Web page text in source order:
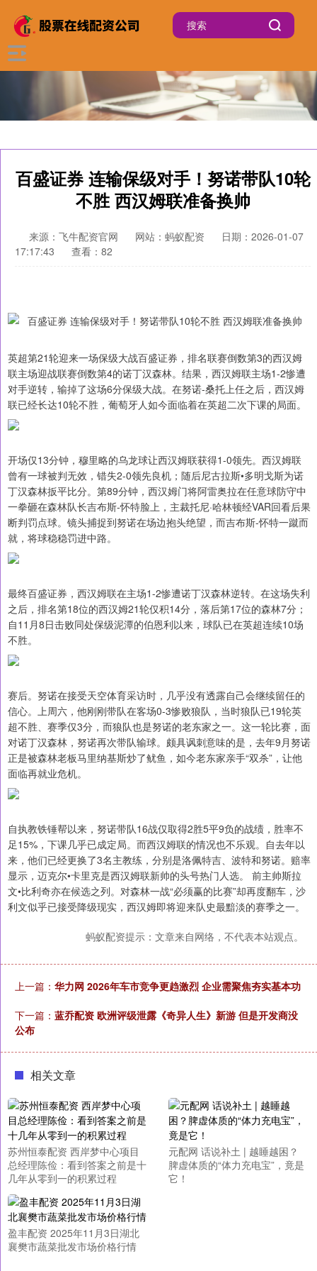
百盛证券 连输保级对手！努诺带队10轮
不胜 西汉姆联准备换帅
来源：飞牛配资官网 网站：蚂蚁配资
日期：2026-01-07
17:17:43
查看：82
英超第21轮迎来一场保级大战百盛证券，排名联赛倒数第3的西汉姆
联主场迎战联赛倒数第4的诺丁汉森林。结果，西汉姆联主场1-2惨遭
对手逆转，输掉了这场6分保级大战。在努诺-桑托上任之后，西汉姆
联已经长达10轮不胜，葡萄牙人如今面临着在英超二次下课的局面。
开场仅13分钟，穆里略的乌龙球让西汉姆联获得1-0领先。西汉姆联
曾有一球被判无效，错失2-0领先良机；随后尼古拉斯•多明戈斯为诺
丁汉森林扳平比分。第89分钟，西汉姆门将阿雷奥拉在任意球防守中
一拳砸在森林队长吉布斯-怀特脸上，主裁托尼·哈林顿经VAR回看后果
断判罚点球。镜头捕捉到努诺在场边抱头绝望，而吉布斯-怀特一蹴而
就，将球稳稳罚进中路。
最终百盛证券，西汉姆联在主场1-2惨遭诺丁汉森林逆转。在这场失利
之后，排名第18位的西汉姆21轮仅积14分，落后第17位的森林7分；
自11月8日击败同处保级泥潭的伯恩利以来，球队已在英超连续10场
不胜。
赛后。努诺在接受天空体育采访时，几乎没有透露自己会继续留任的
信心。上周六，他刚刚带队在客场0-3惨败狼队，当时狼队已19轮英
超不胜、赛季仅3分，而狼队也是努诺的老东家之一。这一轮比赛，面
对诺丁汉森林，努诺再次带队输球。颇具讽刺意味的是，去年9月努诺
正是被森林老板马里纳基斯炒了鱿鱼，如今老东家亲手“双杀”，让他
面临再就业危机。
自执教铁锤帮以来，努诺带队16战仅取得2胜5平9负的战绩，胜率不
足15%，下课几乎已成定局。而西汉姆联的情况也不乐观。自去年以
来，他们已经更换了3名主教练，分别是洛佩特吉、波特和努诺。赔率
显示，迈克尔•卡里克是西汉姆联新帅的头号热门人选。 前主帅斯拉
文•比利奇亦在候选之列。对森林一战“必须赢的比赛”却再度翻车，沙
利文似乎已接受降级现实，西汉姆即将迎来队史最黯淡的赛季之一。
蚂蚁配资提示：文章来自网络，不代表本站观点。
上一篇： 华力网 2026年车市竞争更趋激烈 企业需聚焦夯实基本功
下一篇： 蓝乔配资 欧洲评级泄露《奇异人生》新游 但是开发商没
公布
相关文章
苏州恒泰配资 西岸梦中心项目
总经理陈俭：看到答案之前是十
几年从零到一的积累过程
元配网 话说补土 | 越睡越困？
脾虚体质的“体力充电宝”，竟是
它！
盈丰配资 2025年11月3日湖北
襄樊市蔬菜批发市场价格行情